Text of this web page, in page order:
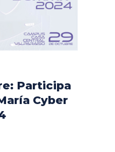
Participa
Cyber